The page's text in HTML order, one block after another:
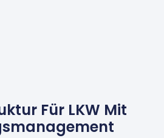
Für LKW Mit